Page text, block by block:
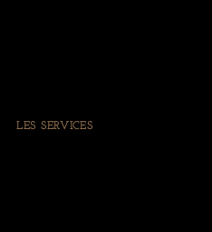
LES SERVICES